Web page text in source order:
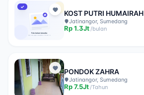
✓
KOST PUTRI HUMAIRAH
Jatinangor, Sumedang
Rp1.3Jt/bulan
PONDOK ZAHRA
Jatinangor, Sumedang
Rp7.5Jt/Tahun